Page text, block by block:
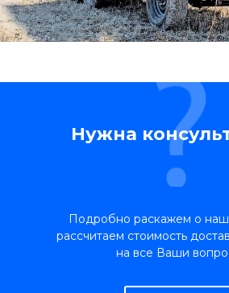
Нужна
Подробно раскажем о
рассчитаем стоимость
на все Ваши